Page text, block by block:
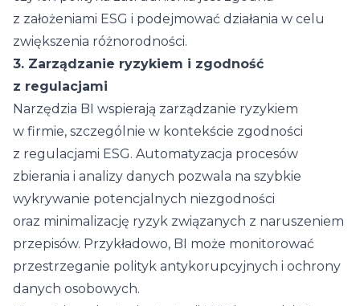
z założeniami ESG i podejmować działania w celu
zwiększenia różnorodności.
3. Zarządzanie ryzykiem i zgodność
z regulacjami
Narzędzia BI wspierają zarządzanie ryzykiem
w firmie, szczególnie w kontekście zgodności
z regulacjami ESG. Automatyzacja procesów
zbierania i analizy danych pozwala na szybkie
wykrywanie potencjalnych niezgodności
oraz minimalizację ryzyk związanych z naruszeniem
przepisów. Przykładowo, BI może monitorować
przestrzeganie polityk antykorupcyjnych i ochrony
danych osobowych.